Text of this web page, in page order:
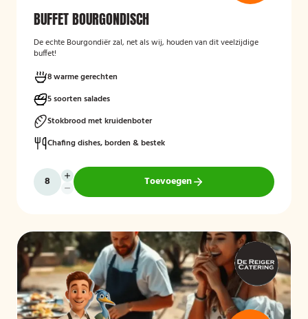
BUFFET BOURGONDISCH
De echte Bourgondiër zal, net als wij, houden van dit veelzijdige
buffet!
8 warme gerechten
5 soorten salades
Stokbrood met kruidenboter
Chafing dishes, borden & bestek
Toevoegen